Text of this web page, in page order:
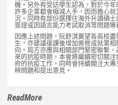
機。另外有受訪學生認為，對於今
許多企業都會縮減人手，因而擔心
況。同時有部份選擇往海外升讀碩
簽證或因語言能力考試取消等問題導
因應上述問題，阮舒淇冀望各高校
生，亦建議復課後增加進修或就業
向。局方亦應與相關部門緊密聯繫
來的抗疫時期，本會將繼續密切關
府的抗疫工作，同時會持續關注大
映問題和提出意見。
ReadMore